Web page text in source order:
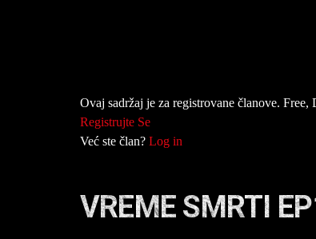
Ovaj sadržaj je za registrovane članove.
Registrujte Se
Već ste član? Log in
VREME SMRTI